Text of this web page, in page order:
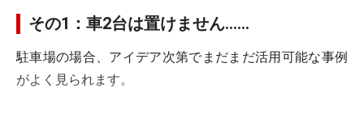
その1：車2台は置けません……
駐車場の場合、アイデア次第でまだまだ活用可能な事例
がよく見られます。